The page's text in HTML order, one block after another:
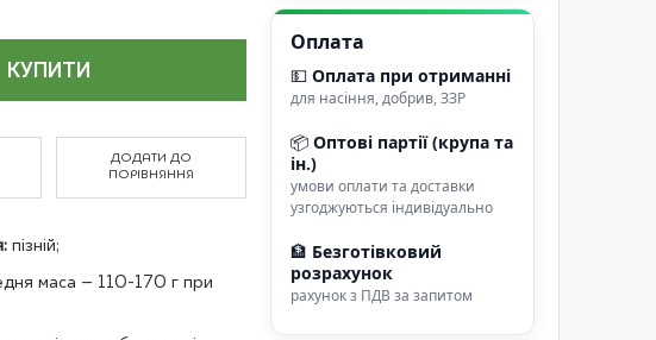
КУПИТИ
ДОДАТИ ДО
ПОРІВНЯННЯ
пізній;
маса – 110-170 г при
Оплата
💵Оплата при отриманні
для насіння, добрив, ЗЗР
📦Оптові партії (крупа та
ін.)
умови оплати та доставки
узгоджуються індивідуально
🏦 Безготівковий
розрахунок
рахунок з ПДВ за запитом